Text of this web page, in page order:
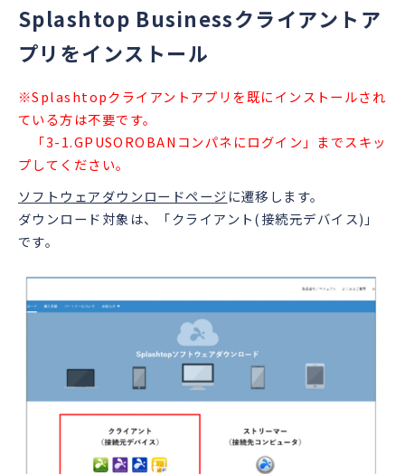
Splashtop Businessクライアントア
プリをインストール
※Splashtopクライアントアプリを既にインストールされ
ている方は不要です。
「3-1.GPUSOROBANコンパネにログイン」までスキッ
プしてください。
ソフトウェアダウンロードページに遷移します。
ダウンロード対象は、「クライアント(接続元デバイス)」
です。